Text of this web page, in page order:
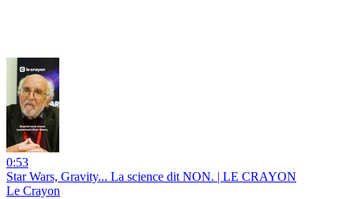
0:53
Star Wars, Gravity... La science dit NON. | LE CRAYON
Le Crayon